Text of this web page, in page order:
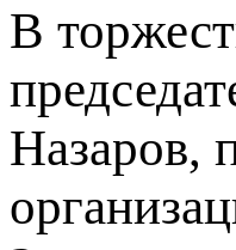
В
Назаров,